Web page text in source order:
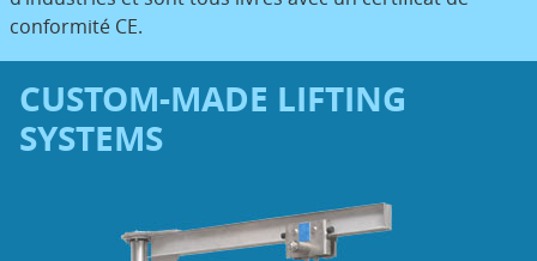
conformité CE.
CUSTOM-MADE LIFTING
SYSTEMS